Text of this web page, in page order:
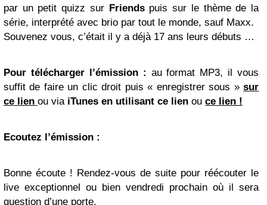
par un petit quizz sur Friendspuis sur le thème de la
série, interprété avec brio par tout le monde, sauf Maxx.
Souvenez vous, c’était il y a déjà 17 ans leurs débuts …
Pour télécharger l’émission : au format MP3, il vous
suffit de faire un clic droit puis « enregistrer sous » sur
ce lien ou via iTunes en utilisant ce lien ou ce lien !
Ecoutez l’émission :
Bonne écoute ! Rendez-vous de suite pour réécouter le
live exceptionnel ou bien vendredi prochain où il sera
question d’une porte.